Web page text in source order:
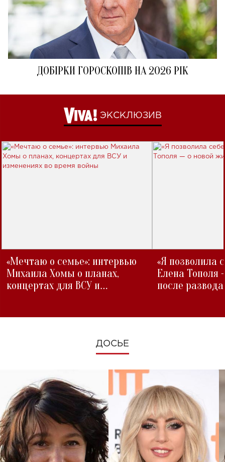
ДОБІРКИ ГОРОСКОПІВ НА 2026 РІК
ЭКСКЛЮЗИВ
«Мечтаю о семье»: интервью
Михаила Хомы о планах,
концертах для ВСУ и
«Я позволила
Елена Тополя
после развода
ДОСЬЕ